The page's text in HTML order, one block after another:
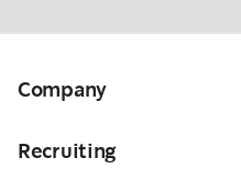
Company
Recruiting